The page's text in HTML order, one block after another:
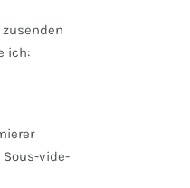
ich:
vide-